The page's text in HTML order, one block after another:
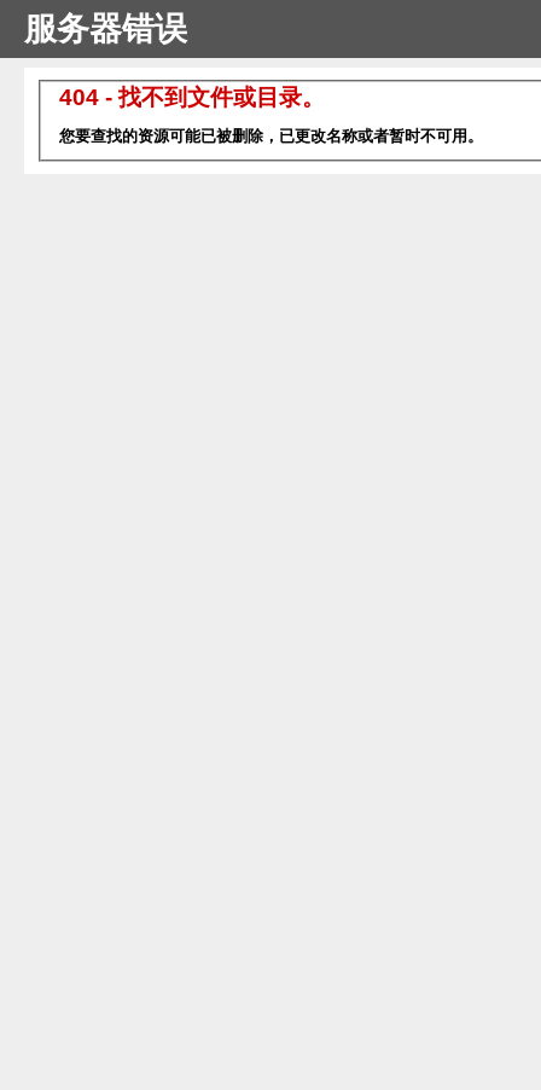
服务器错误
404 - 找不到文件或目录。
您要查找的资源可能已被删除，已更改名称或者暂时不可用。